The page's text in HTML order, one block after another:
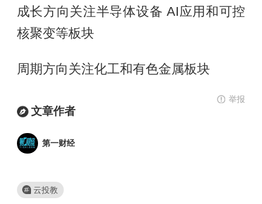
成长方向关注半导体设备 AI应用和可控
核聚变等板块
周期方向关注化工和有色金属板块
举报
文章作者
第一财经
云投教